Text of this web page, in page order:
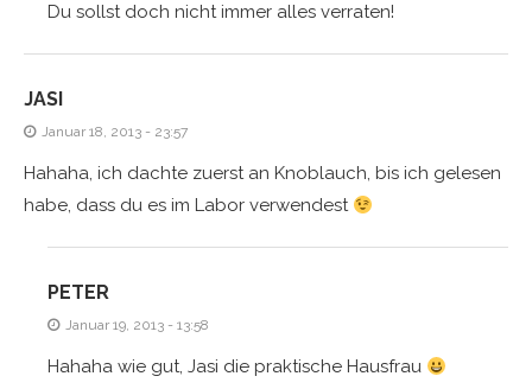
Du sollst doch nicht immer alles verraten!
JASI
Januar 18, 2013 - 23:57
Hahaha, ich dachte zuerst an Knoblauch, bis ich gelesen
habe, dass du es im Labor verwendest
PETER
Januar 19, 2013 - 13:58
Hahaha wie gut, Jasi die praktische Hausfrau